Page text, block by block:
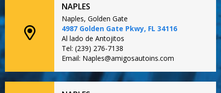
NAPLES
Naples, Golden Gate
4987 Golden Gate Pkwy, FL 34116
Al lado de Antojitos
Tel: (239) 276-7138
Email: Naples@amigosautoins.com